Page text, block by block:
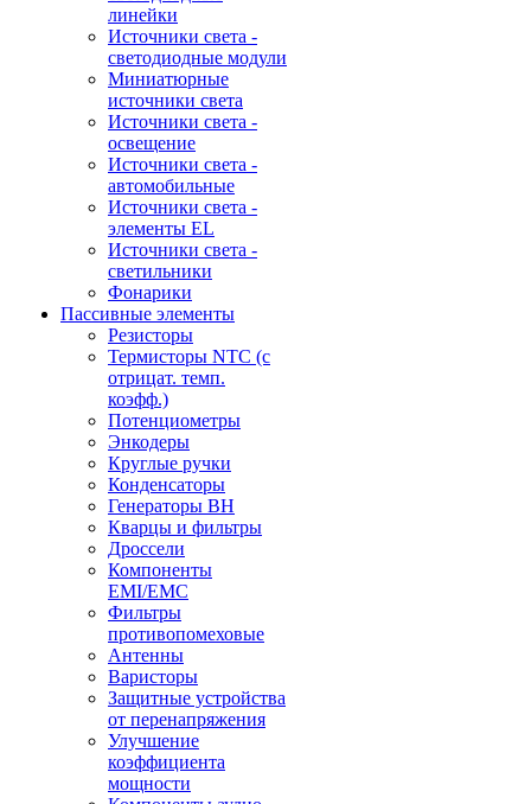
линейки
Источники света -
светодиодные модули
Миниатюрные
источники света
Источники света -
освещение
Источники света -
автомобильные
Источники света -
элементы EL
Источники света -
светильники
Фонарики
Пассивные элементы
Резисторы
Термисторы NTC (с
отрицат. темп.
коэфф.)
Потенциометры
Энкодеры
Круглые ручки
Конденсаторы
Генераторы ВН
Кварцы и фильтры
Дроссели
Компоненты
EMI/EMC
Фильтры
противопомеховые
Антенны
Варисторы
Защитные устройства
от перенапряжения
Улучшение
коэффициента
мощности